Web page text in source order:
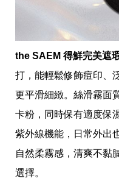
the SAEM 得鮮完美遮
打，能輕鬆修飾痘印、
更平滑細緻。絲滑霧面
卡粉，同時保有適度保
紫外線機能，日常外出
自然柔霧感，清爽不黏
選擇。